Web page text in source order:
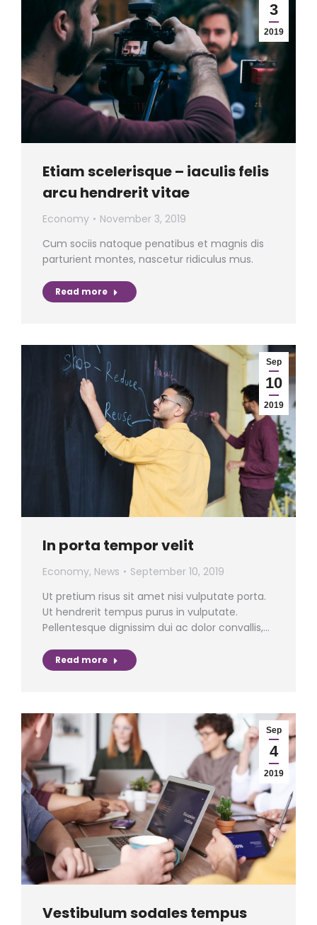
3
2019
Etiam scelerisque – iaculis felis
arcu hendrerit vitae
Economy
November 3, 2019
Cum sociis natoque penatibus et magnis dis
parturient montes, nascetur ridiculus mus.
Read more
Sep
10
2019
In porta tempor velit
Economy, News
September 10, 2019
Ut pretium risus sit amet nisi vulputate porta.
Ut hendrerit tempus purus in vulputate.
Pellentesque dignissim dui ac dolor convallis,…
Read more
Sep
4
2019
Vestibulum sodales tempus